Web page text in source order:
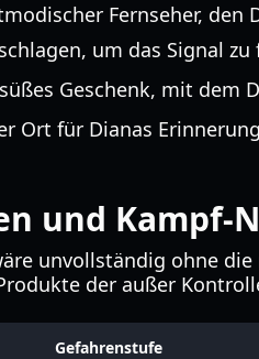
Fernseher,
um das Signal zu
Geschenk, mit dem
Ort für Dianas
und Kampf-
unvollständig ohne
der außer
Gefahrenstufe